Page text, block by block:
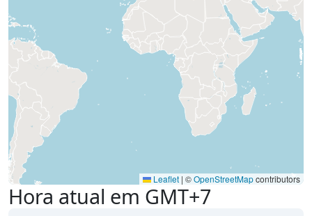
Hora atual em GMT+7
Leaflet | ©OpenStreetMapcontributors